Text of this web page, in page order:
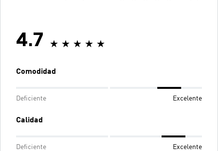
4.7
Comodidad
Deficiente Excelente
Calidad
Deficiente Excelente